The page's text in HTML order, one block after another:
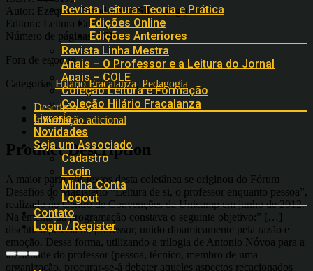
Revista Leitura: Teoria e Prática
Edições Online
Edições Anteriores
Revista Linha Mestra
Anais – O Professor e a Leitura do Jornal
Anais – COLE
Coleção Leitura e Formação
Coleção Hilário Fracalanza
Livraria
Novidades
Seja um Associado
Cadastro
Login
Minha Conta
Logout
Contato
Login / Register
Autor: Ezequiel Theodoro da Silva (org.)
Editora: Leitura Crítica
Número de páginas: 161
Fora de estoque
CategoriasHilário Fracalanza, Pedagogia
Descrição
Informação adicional
Product Description
A maior parte dos textos desta coletânea se originou do Fórum
Desafios do Magistério “Leitura de si, o professor enquanto pessoa”,
realizado no Centro de Convenções da Unicamp em junho de 2012.
Na ementa da programação constava o seguinte objetivo:” […]
discutir a pessoa do professor, unido dinamicamente pela razão e
emoção. Dessa forma, utilizando a trilogia de Antonio Nóvoa para a
identidade do professor (pessoa, técnico, membro de uma
organização, procurar-se-á debater aqueles aspectos reçacionados